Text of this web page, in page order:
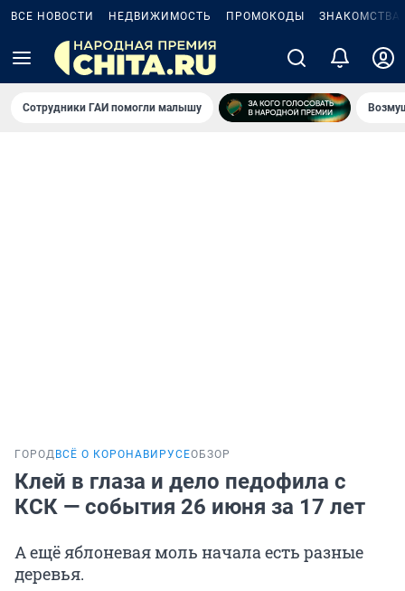
ВСЕ НОВОСТИ НЕДВИЖИМОСТЬ ПРОМОКОДЫ ЗНАКОМСТВА
Сотрудники ГАИ помогли малышу
ГОРОД ВСЁ О КОРОНАВИРУСЕОБЗОР
Клей в глаза и дело педофила с
КСК — события 26 июня за 17 лет
А ещё яблоневая моль начала есть разные
деревья.